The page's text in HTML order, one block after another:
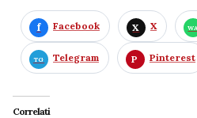
Facebook X
Telegram Pinterest
Correlati